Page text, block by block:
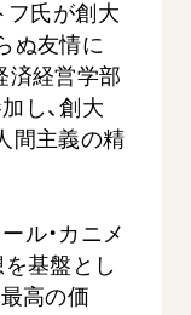
フ氏が創大
ぬ友情に
済経営学部
し、創大
間主義の精
ル・カニメ
を基盤とし
高の価